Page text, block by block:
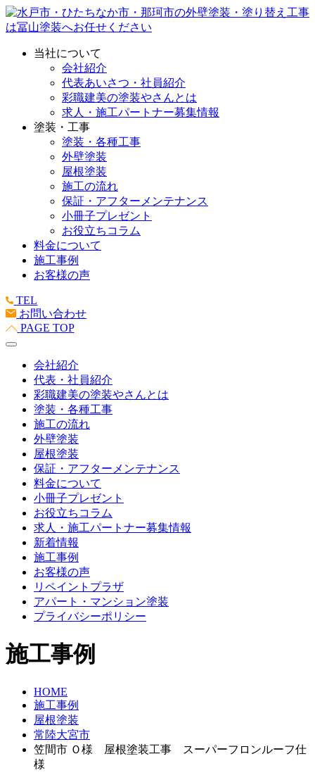
当社について
会社紹介
代表あいさつ・社員紹介
彩職建美の塗装やさんとは
求人・施工パートナー募集情報
塗装・工事
塗装・各種工事
外壁塗装
屋根塗装
施工の流れ
保証・アフターメンテナンス
小冊子プレゼント
お役立ちコラム
料金について
施工事例
お客様の声
TEL
お問い合わせ
PAGE TOP
会社紹介
代表・社員紹介
彩職建美の塗装やさんとは
塗装・各種工事
施工の流れ
外壁塗装
屋根塗装
保証・アフターメンテナンス
料金について
小冊子プレゼント
お役立ちコラム
求人・施工パートナー募集情報
新着情報
施工事例
お客様の声
リペイントプラザ
アパート・マンション塗装
プライバシーポリシー
施工事例
HOME
施工事例
屋根塗装
常陸大宮市
笠間市 Ｏ様 屋根塗装工事 スーパーフロンルーフ仕
様